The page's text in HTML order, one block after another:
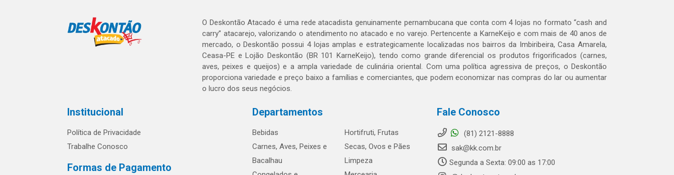
O Deskontão Atacado é uma rede atacadista genuinamente pernambucana que conta com 4 lojas no formato “cash and
carry” atacarejo, valorizando o atendimento no atacado e no varejo. Pertencente a KarneKeijo e com mais de 40 anos de
mercado, o Deskontão possui 4 lojas amplas e estrategicamente localizadas nos bairros da Imbiribeira, Casa Amarela,
Ceasa-PE e Lojão Deskontão (BR 101 KarneKeijo), tendo como grande diferencial os produtos frigorificados (carnes,
aves, peixes e queijos) e a ampla variedade de culinária oriental. Com uma política agressiva de preços, o Deskontão
proporciona variedade e preço baixo a famílias e comerciantes, que podem economizar nas compras do lar ou aumentar
o lucro dos seus negócios.
Institucional
Política de Privacidade
Trabalhe Conosco
Formas de Pagamento
Departamentos
Bebidas
Carnes, Aves, Peixes e
Bacalhau
Hortifruti, Frutas
Secas, Ovos e Pães
Limpeza
Fale Conosco
(81) 2121-8888
sak@kk.com.br
Segunda a Sexta: 09:00 as 17:00